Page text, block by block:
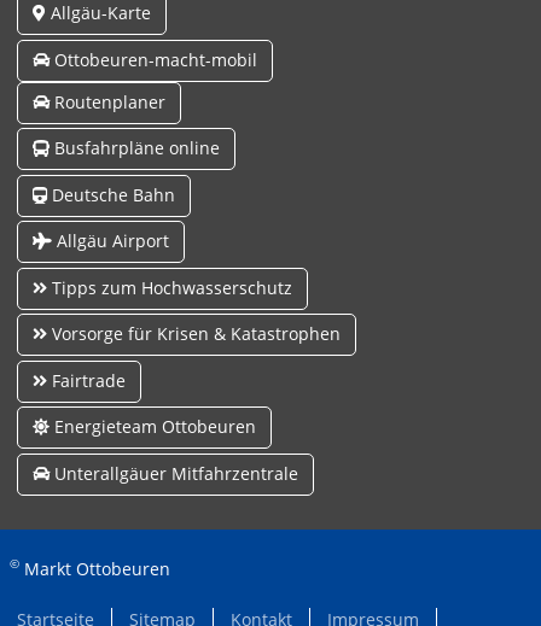
Allgäu-Karte
Ottobeuren-macht-mobil
Routenplaner
Busfahrpläne online
Deutsche Bahn
Allgäu Airport
Tipps zum Hochwasserschutz
Vorsorge für Krisen & Katastrophen
Fairtrade
Energieteam Ottobeuren
Unterallgäuer Mitfahrzentrale
© Markt Ottobeuren
Startseite Sitemap Kontakt Impressum